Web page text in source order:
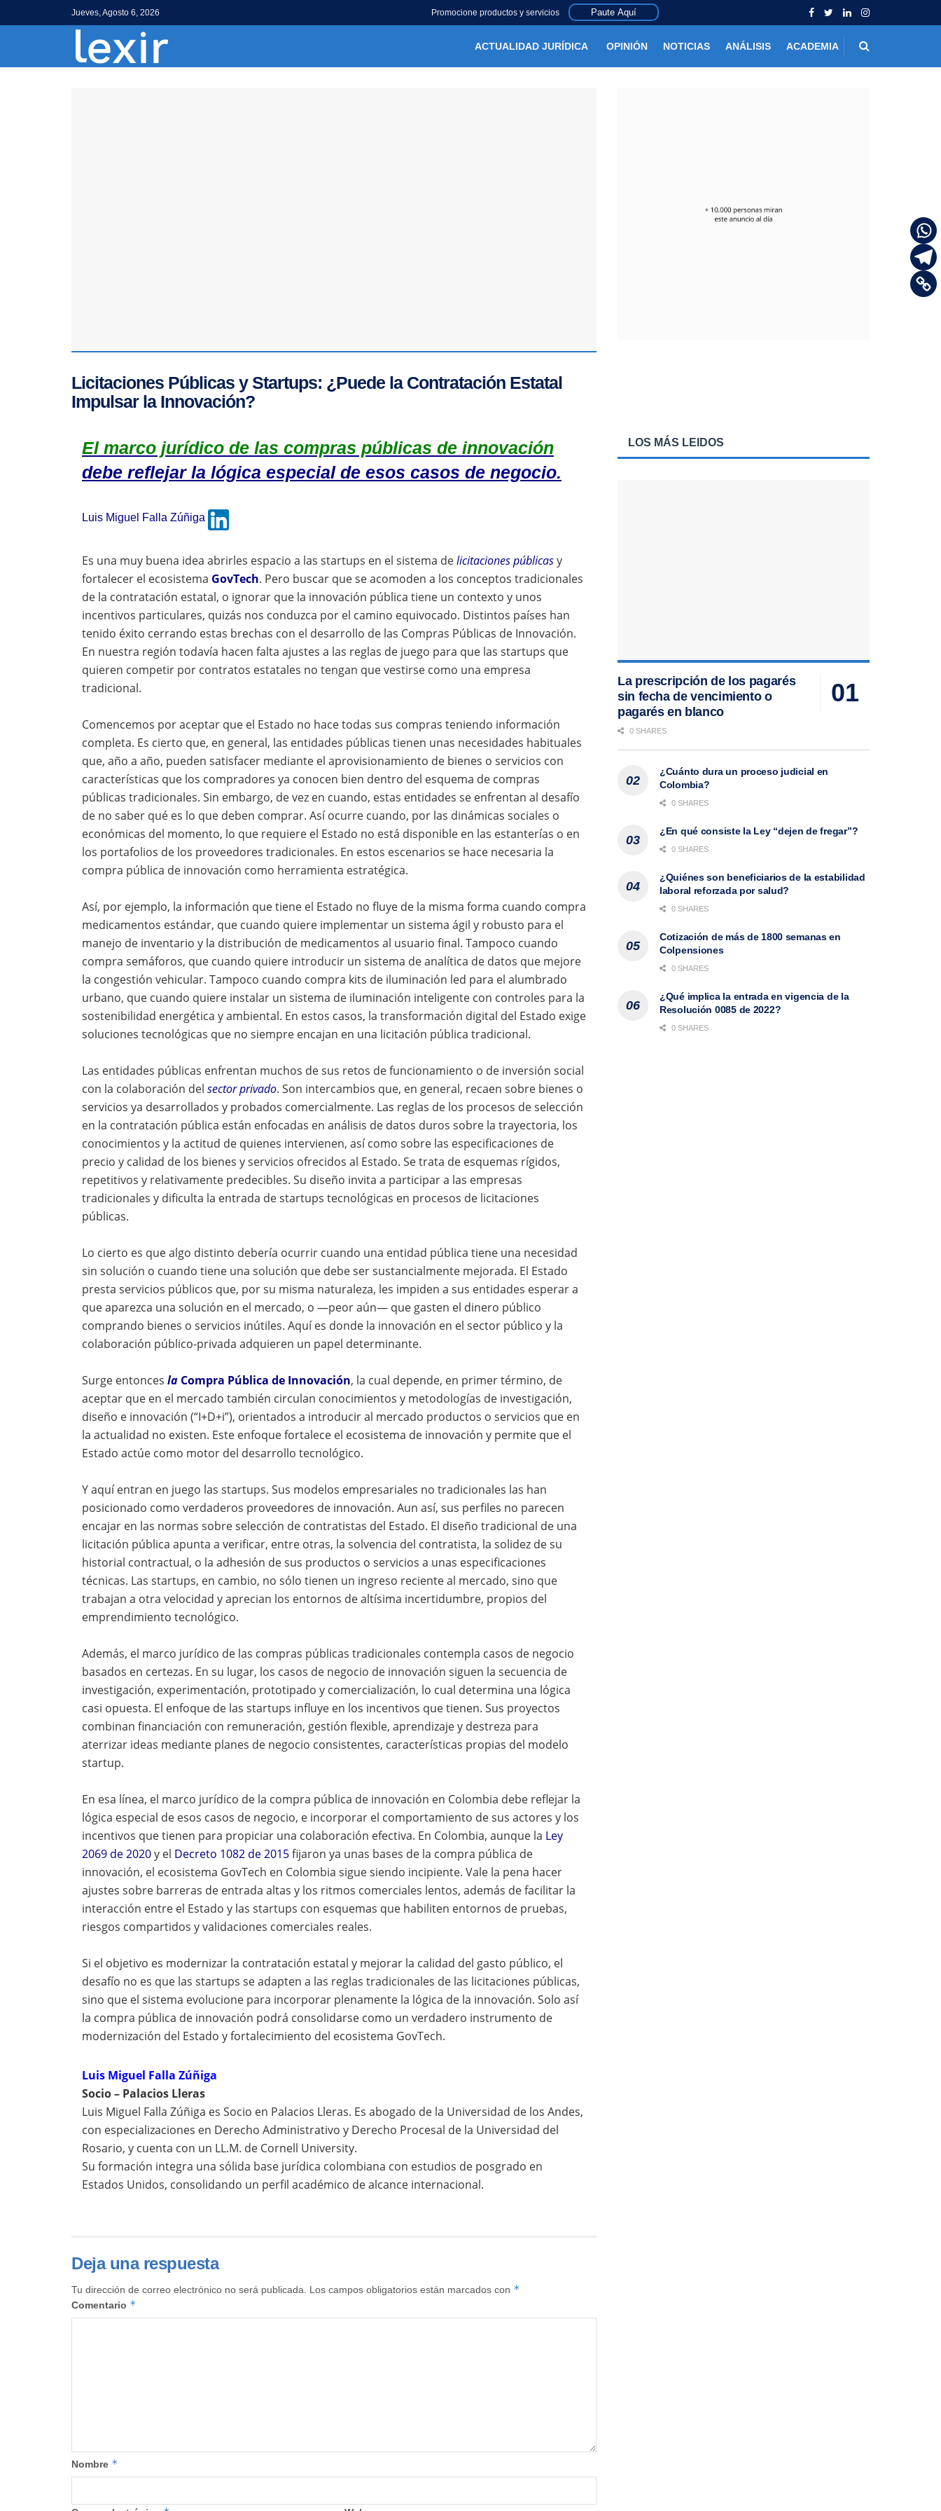
Jueves, Agosto 6, 2026 Promocione productos y servicios Paute Aquí
ACTUALIDAD JURÍDICA OPINIÓN NOTICIAS ANÁLISIS ACADEMIA
Licitaciones Públicas y Startups: ¿Puede la Contratación Estatal
Impulsar la Innovación?
El marco jurídico de las compras públicas de innovación
debe reflejar la lógica especial de esos casos de negocio.
Luis Miguel Falla Zúñiga
Es una muy buena idea abrirles espacio a las startups en el sistema delicitaciones públicasy
fortalecer el ecosistema GovTech. Pero buscar que se acomoden a los conceptos tradicionales
de la contratación estatal, o ignorar que la innovación pública tiene un contexto y unos
incentivos particulares, quizás nos conduzca por el camino equivocado. Distintos países han
tenido éxito cerrando estas brechas con el desarrollo de las Compras Públicas de Innovación.
En nuestra región todavía hacen falta ajustes a las reglas de juego para que las startups que
quieren competir por contratos estatales no tengan que vestirse como una empresa
tradicional.
Comencemos por aceptar que el Estado no hace todas sus compras teniendo información
completa. Es cierto que, en general, las entidades públicas tienen unas necesidades habituales
que, año a año, pueden satisfacer mediante el aprovisionamiento de bienes o servicios con
características que los compradores ya conocen bien dentro del esquema de compras
públicas tradicionales. Sin embargo, de vez en cuando, estas entidades se enfrentan al desafío
de no saber qué es lo que deben comprar. Así ocurre cuando, por las dinámicas sociales o
económicas del momento, lo que requiere el Estado no está disponible en las estanterías o en
los portafolios de los proveedores tradicionales. En estos escenarios se hace necesaria la
compra pública de innovación como herramienta estratégica.
Así, por ejemplo, la información que tiene el Estado no fluye de la misma forma cuando compra
medicamentos estándar, que cuando quiere implementar un sistema ágil y robusto para el
manejo de inventario y la distribución de medicamentos al usuario final. Tampoco cuando
compra semáforos, que cuando quiere introducir un sistema de analítica de datos que mejore
la congestión vehicular. Tampoco cuando compra kits de iluminación led para el alumbrado
urbano, que cuando quiere instalar un sistema de iluminación inteligente con controles para la
sostenibilidad energética y ambiental. En estos casos, la transformación digital del Estado exige
soluciones tecnológicas que no siempre encajan en una licitación pública tradicional.
Las entidades públicas enfrentan muchos de sus retos de funcionamiento o de inversión social
con la colaboración del sector privado. Son intercambios que, en general, recaen sobre bienes o
servicios ya desarrollados y probados comercialmente. Las reglas de los procesos de selección
en la contratación pública están enfocadas en análisis de datos duros sobre la trayectoria, los
conocimientos y la actitud de quienes intervienen, así como sobre las especificaciones de
precio y calidad de los bienes y servicios ofrecidos al Estado. Se trata de esquemas rígidos,
repetitivos y relativamente predecibles. Su diseño invita a participar a las empresas
tradicionales y dificulta la entrada de startups tecnológicas en procesos de licitaciones
públicas.
Lo cierto es que algo distinto debería ocurrir cuando una entidad pública tiene una necesidad
sin solución o cuando tiene una solución que debe ser sustancialmente mejorada. El Estado
presta servicios públicos que, por su misma naturaleza, les impiden a sus entidades esperar a
que aparezca una solución en el mercado, o —peor aún— que gasten el dinero público
comprando bienes o servicios inútiles. Aquí es donde la innovación en el sector público y la
colaboración público-privada adquieren un papel determinante.
Surge entonces la Compra Pública de Innovación, la cual depende, en primer término, de
aceptar que en el mercado también circulan conocimientos y metodologías de investigación,
diseño e innovación (“I+D+i”), orientados a introducir al mercado productos o servicios que en
la actualidad no existen. Este enfoque fortalece el ecosistema de innovación y permite que el
Estado actúe como motor del desarrollo tecnológico.
Y aquí entran en juego las startups. Sus modelos empresariales no tradicionales las han
posicionado como verdaderos proveedores de innovación. Aun así, sus perfiles no parecen
encajar en las normas sobre selección de contratistas del Estado. El diseño tradicional de una
licitación pública apunta a verificar, entre otras, la solvencia del contratista, la solidez de su
historial contractual, o la adhesión de sus productos o servicios a unas especificaciones
técnicas. Las startups, en cambio, no sólo tienen un ingreso reciente al mercado, sino que
trabajan a otra velocidad y aprecian los entornos de altísima incertidumbre, propios del
emprendimiento tecnológico.
Además, el marco jurídico de las compras públicas tradicionales contempla casos de negocio
basados en certezas. En su lugar, los casos de negocio de innovación siguen la secuencia de
investigación, experimentación, prototipado y comercialización, lo cual determina una lógica
casi opuesta. El enfoque de las startups influye en los incentivos que tienen. Sus proyectos
combinan financiación con remuneración, gestión flexible, aprendizaje y destreza para
aterrizar ideas mediante planes de negocio consistentes, características propias del modelo
startup.
En esa línea, el marco jurídico de la compra pública de innovación en Colombia debe reflejar la
lógica especial de esos casos de negocio, e incorporar el comportamiento de sus actores y los
incentivos que tienen para propiciar una colaboración efectiva. En Colombia, aunque la Ley
2069 de 2020y el Decreto 1082 de 2015fijaron ya unas bases de la compra pública de
innovación, el ecosistema GovTech en Colombia sigue siendo incipiente. Vale la pena hacer
ajustes sobre barreras de entrada altas y los ritmos comerciales lentos, además de facilitar la
interacción entre el Estado y las startups con esquemas que habiliten entornos de pruebas,
riesgos compartidos y validaciones comerciales reales.
Si el objetivo es modernizar la contratación estatal y mejorar la calidad del gasto público, el
desafío no es que las startups se adapten a las reglas tradicionales de las licitaciones públicas,
sino que el sistema evolucione para incorporar plenamente la lógica de la innovación. Solo así
la compra pública de innovación podrá consolidarse como un verdadero instrumento de
modernización del Estado y fortalecimiento del ecosistema GovTech.
Luis Miguel Falla Zúñiga
Socio – Palacios Lleras
Luis Miguel Falla Zúñiga es Socio en Palacios Lleras. Es abogado de la Universidad de los Andes,
con especializaciones en Derecho Administrativo y Derecho Procesal de la Universidad del
Rosario, y cuenta con un LL.M. de Cornell University.
Su formación integra una sólida base jurídica colombiana con estudios de posgrado en
Estados Unidos, consolidando un perfil académico de alcance internacional.
Deja una respuesta
Tu dirección de correo electrónico no será publicada. Los campos obligatorios están marcados con *
Comentario *
Nombre *
LOS MÁS LEIDOS
La prescripción de los pagarés
sin fecha de vencimiento o
pagarés en blanco
0 SHARES
¿Cuánto dura un proceso judicial en
Colombia?
0 SHARES
¿En qué consiste la Ley “dejen de fregar”?
0 SHARES
¿Quiénes son beneficiarios de la estabilidad
laboral reforzada por salud?
0 SHARES
Cotización de más de 1800 semanas en
Colpensiones
0 SHARES
¿Qué implica la entrada en vigencia de la
Resolución 0085 de 2022?
0 SHARES